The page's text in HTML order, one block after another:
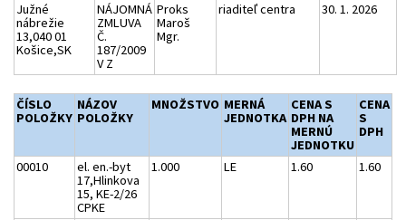
Južné
nábrežie
13,040 01
Košice,SK
NÁJOMNÁ
ZMLUVA
Č.
187/2009
V Z
Proks
Maroš
Mgr.
riaditeľ centra 30. 1. 2026
ČÍSLO
POLOŽKY
NÁZOV
POLOŽKY
MNOŽSTVO MERNÁ
JEDNOTKA
CENA S
DPH NA
MERNÚ
JEDNOTKU
CENA
S
DPH
00010
el. en.-byt
17,Hlinkova
15, KE-2/26
CPKE
1.000 LE 1.60 1.60